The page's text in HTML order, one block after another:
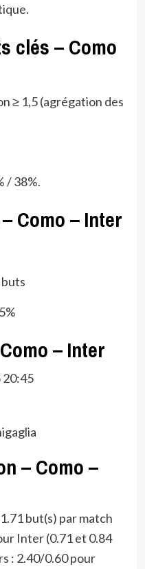
clés – Como
≥ 1,5 (agrégation des
/ 38%.
Como – Inter
buts
– Inter
– Como –
but(s) par match
Inter (0.71 et 0.84
: 2.40/0.60 pour